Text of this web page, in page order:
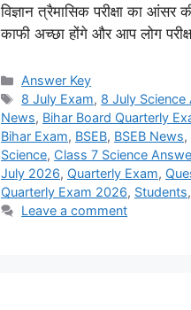
विज्ञान त्रैमासिक परीक्षा का
काफी अच्छा होंगे और आप लोग
Categories
Answer Key
Tags
8 July Exam, 8 July Science
News, Bihar Board Quarterly
Bihar Exam, BSEB, BSEB News,
Science, Class 7 Science
July 2026, Quarterly Exam,
Quarterly Exam 2026, Students,
Leave a comment